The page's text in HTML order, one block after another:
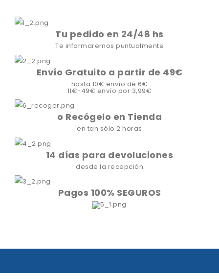
Tu pedido en 24/48 hs
Te informaremos puntualmente
Envío Gratuito a partir de 49€
hasta 10€ envío de 6€
11€-49€ envío por 3,99€
o Recógelo en Tienda
en tan sólo 2 horas
14 días para devoluciones
desde la recepción
Pagos 100% SEGUROS